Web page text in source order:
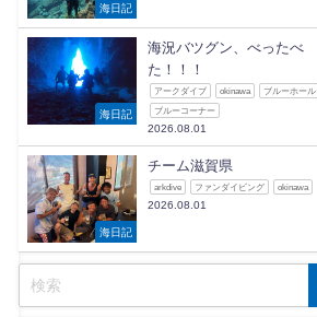
海日記
海日記
海況バツグン、べったべ
た！！！
アークダイブ okinawa ブルーホール
ブルーコーナー
2026.08.01
海日記
チーム滋賀県
arkdive ファンダイビング okinawa
2026.08.01